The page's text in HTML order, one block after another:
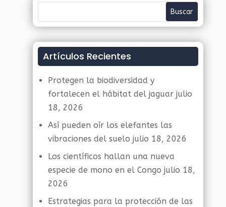
Artículos Recientes
Protegen la biodiversidad y
fortalecen el hábitat del jaguar julio
18, 2026
Así pueden oír los elefantes las
vibraciones del suelo julio 18, 2026
Los científicos hallan una nueva
especie de mono en el Congo julio 18,
2026
Estrategias para la protección de las